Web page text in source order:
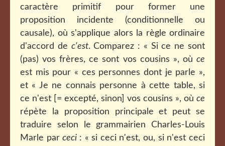
caractère primitif pour former une
proposition incidente (conditionnelle ou
causale), où s'applique alors la règle ordinaire
d'accord de c'est. Comparez : « Si ce ne sont
(pas) vos frères, ce sont vos cousins », où ce
est mis pour « ces personnes dont je parle »,
et « Je ne connais personne à cette table, si
ce n'est [= excepté, sinon] vos cousins », où ce
répète la proposition principale et peut se
traduire selon le grammairien Charles-Louis
Marle parceci : « si ceci n'est, ou, si n'est ceci